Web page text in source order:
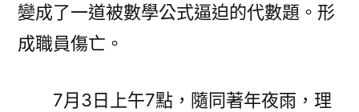
變成了一道被數學公式逼迫的代數題。形
成職員傷亡。
7月3日上午7點，隨同著年夜雨，理